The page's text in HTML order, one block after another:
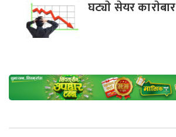
घट्याे सेयर काराेबार